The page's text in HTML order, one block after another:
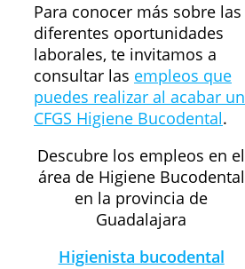
Para conocer más sobre las
diferentes oportunidades
laborales, te invitamos a
consultar las empleos que
puedes realizar al acabar un
CFGS Higiene Bucodental.
Descubre los empleos en el
área de Higiene Bucodental
en la provincia de
Guadalajara
Higienista bucodental